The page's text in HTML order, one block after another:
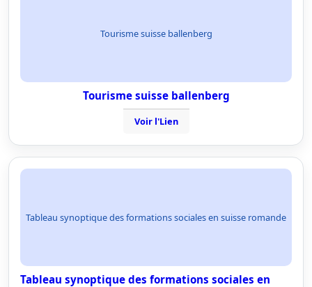
Tourisme suisse ballenberg
Tourisme suisse ballenberg
Voir l'Lien
Tableau synoptique des formations sociales en suisse romande
Tableau synoptique des formations sociales en